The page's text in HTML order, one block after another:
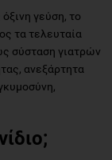
γεύση, το
τα τελευταία
σύσταση γιατρών
ανεξάρτητα